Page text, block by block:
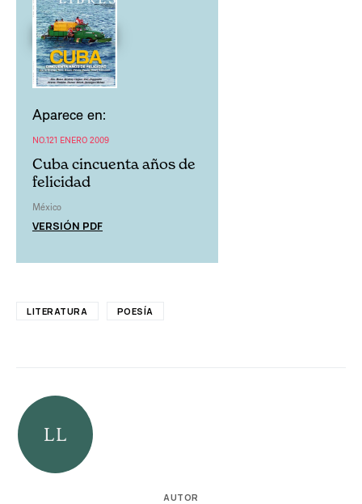
Aparece en:
NO.121 ENERO 2009
Cuba cincuenta años de
felicidad
México
VERSIÓN PDF
LITERATURA POESÍA
AUTOR